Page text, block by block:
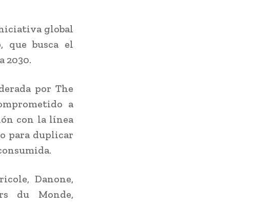
global
que busca el
2030.
por The
a
con la línea
para duplicar
Danone,
du Monde,